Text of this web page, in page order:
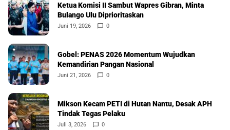
Ketua Komisi II Sambut Wapres Gibran, Minta
Bulango Ulu Diprioritaskan
Juni 19, 2026 0
Gobel: PENAS 2026 Momentum Wujudkan
Kemandirian Pangan Nasional
Juni 21, 2026 0
Mikson Kecam PETI di Hutan Nantu, Desak APH
Tindak Tegas Pelaku
Juli 3, 2026 0